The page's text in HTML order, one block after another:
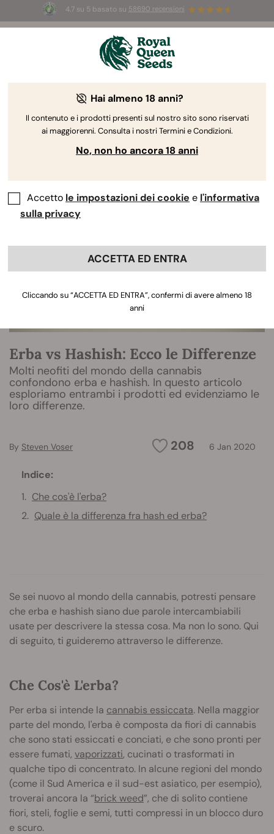
4.7 su 5 basato su 58690 recensioni
3 semi White Widow AutoGRATIS per i
The RQS Blog
Erba vs Hashish: Ecco le Differenze
Molti neofiti del mondo della cannabis
confondono erba e hashish. In questo articolo
esploriamo entrambi i prodotti ed evidenziamo le
loro differenze.
208 6 Jan 2020
By Steven Voser
Indice:
Che cos'è l'erba?
Quale è la differenza fra hash ed erba?
Se sei nuovo al mondo della cannabis, potresti pensare
che erba e hashish siano due parole intercambiabili
usate per descrivere la stessa cosa. Ma non lo sono. Qui
di seguito, ti guideremo attraverso le differenze.
Che Cos'è L'erba?
Per erba si intende la cannabis essiccata. Nella maggior
parte del mondo, l'erba è composta da fiori di cannabis
che sono stati essiccati e conciati, e che sono pronti per
essere fumati, vaporizzati, cucinati o trasformati in
qualche tipo di concentrato. In alcune regioni del mondo
(come il Sud America e il sud-est asiatico, per esempio),
troverai ancora la “brick weed”, che di solito contiene
fiori, steli, foglie e semi, tutti compressi in un blocco duro
e scuro.
Hai almeno 18 anni?
Il contenuto e i prodotti presenti sul nostro sito sono riservati
ai maggiorenni. Consulta i nostri Termini e Condizioni.
No, non ho ancora 18 anni
Accetto le impostazioni dei cookie e l'informativa
sulla privacy
ACCETTA ED ENTRA
Cliccando su “ACCETTA ED ENTRA”, confermi di avere almeno 18
anni